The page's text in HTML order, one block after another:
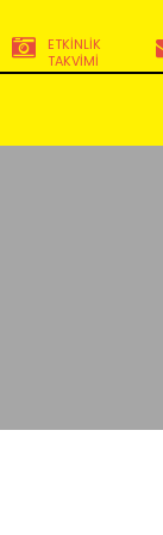
ETKİNLİK
TAKVİMİ